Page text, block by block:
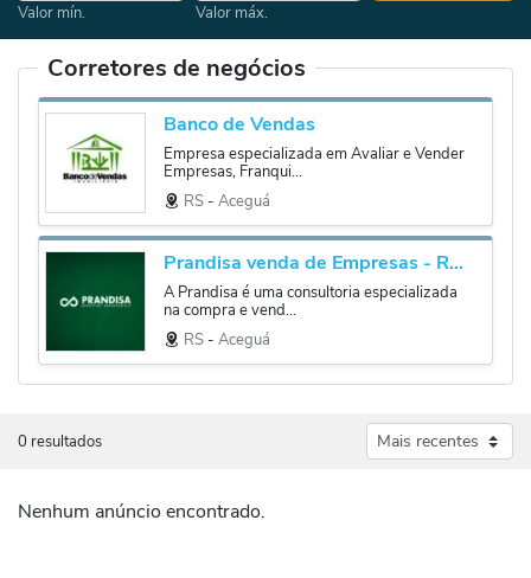
Valor mín. Valor máx.
Corretores de negócios
Banco de Vendas
Empresa especializada em Avaliar e Vender
Empresas, Franqui...
RS ‐ Aceguá
Prandisa venda de Empresas - Repasse de Franquias - Valuation
A Prandisa é uma consultoria especializada
na compra e vend...
RS ‐ Aceguá
0 resultados
Nenhum anúncio encontrado.